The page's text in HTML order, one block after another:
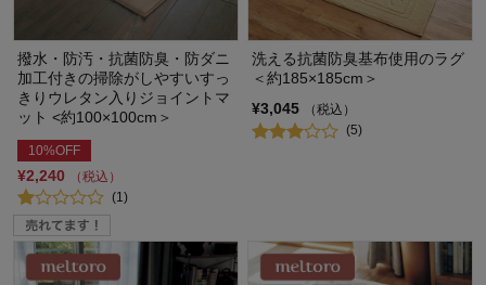
撥水・防汚・抗菌防臭・防ダニ
加工付きの掃除がしやすいすっ
きりウレタン入りジョイントマ
ット <約100×100cm＞
10%OFF
¥2,240
（税込）
(1)
洗える抗菌防臭基布使用のラグ
＜約185×185cm＞
¥3,045
（税込）
(5)